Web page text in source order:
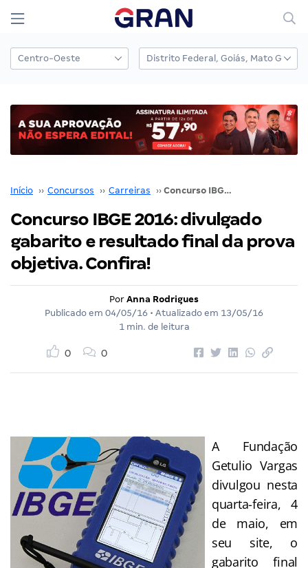
Início ›› Concursos ›› Carreiras ›› Concurso IBGE 2016: divulgado gabarito e resultado final da prova objetiva. Confira!
Concurso IBGE 2016: divulgado
gabarito e resultado final da prova
objetiva. Confira!
Por Anna Rodrigues
Publicado em 04/05/16 • Atualizado em 13/05/16
1 min. de leitura
0 0
A Fundação
Getulio Vargas
divulgou nesta
quarta-feira, 4
de maio, em
seu site, o
gabarito final